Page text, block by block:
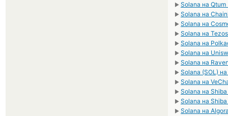
► Solana на Qtum
► Solana на
► Solana на
► Solana на
► Solana на
► Solana на
► Solana на
► Solana (SOL)
► Solana на
► Solana на
► Solana на
► Solana на